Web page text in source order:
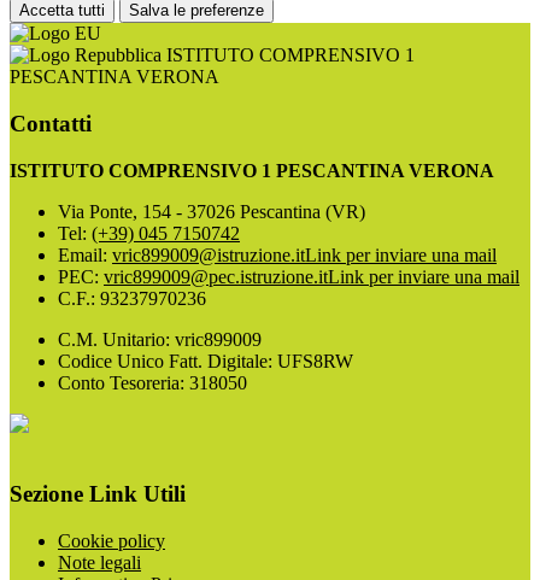
Accetta tutti Salva le preferenze
ISTITUTO COMPRENSIVO 1
PESCANTINA VERONA
Contatti
ISTITUTO COMPRENSIVO 1 PESCANTINA VERONA
Via Ponte, 154 - 37026 Pescantina (VR)
Tel: (+39) 045 7150742
Email: vric899009@istruzione.itLink per inviare una mail
PEC: vric899009@pec.istruzione.itLink per inviare una mail
C.F.: 93237970236
C.M. Unitario: vric899009
Codice Unico Fatt. Digitale: UFS8RW
Conto Tesoreria: 318050
Sezione Link Utili
Cookie policy
Note legali